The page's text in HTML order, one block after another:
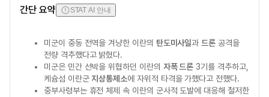
간단 요약 STAT AI 안내
미군이 중동 전역을 겨냥한 이란의 탄도미사일과 드론 공격을
전량 격추했다고 밝혔다.
미군은 민간 선박을 위협하던 이란의 자폭 드론 3기를 격추하고,
케슘섬 이란군지상통제소에 자위적 타격을 가했다고 전했다.
중부사령부는 휴전 체제 속 이란의 군사적 도발에 대응해 철저한